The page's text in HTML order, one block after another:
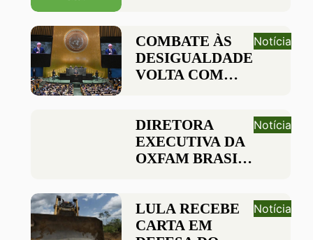
UNIDOS SOBRE
A PARCERIA
ANUNCIADA
LULA E BIDEN
COMBATE ÀS
DESIGUALDADES
VOLTA COM
DE LULA
Notícia
DIRETORA
EXECUTIVA DA
OXFAM BRASIL
DE
DESENVOLVIMENTO
Notícia
LULA RECEBE
CARTA EM
Notícia